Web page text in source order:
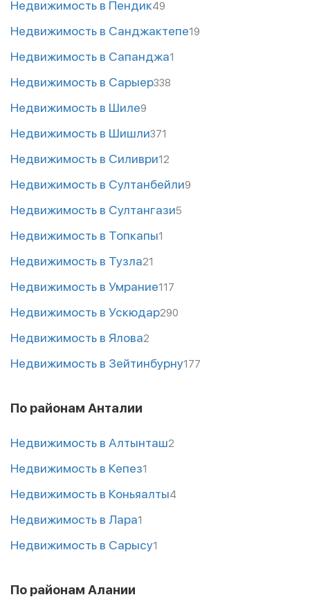
Недвижимость в Пендик49
Недвижимость в Санджактепе19
Недвижимость в Сапанджа1
Недвижимость в Сарыер338
Недвижимость в Шиле9
Недвижимость в Шишли371
Недвижимость в Силиври12
Недвижимость в Султанбейли9
Недвижимость в Султангази5
Недвижимость в Топкапы1
Недвижимость в Тузла21
Недвижимость в Умрание117
Недвижимость в Ускюдар290
Недвижимость в Ялова2
Недвижимость в Зейтинбурну177
По районам Анталии
Недвижимость в Алтынташ2
Недвижимость в Кепез1
Недвижимость в Коньяалты4
Недвижимость в Лара1
Недвижимость в Сарысу1
По районам Алании